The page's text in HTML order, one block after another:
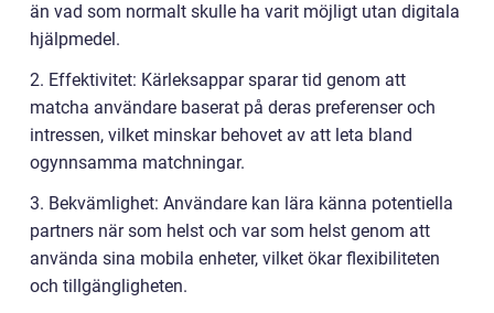
än vad som normalt skulle ha varit möjligt utan digitala
hjälpmedel.
2. Effektivitet: Kärleksappar sparar tid genom att
matcha användare baserat på deras preferenser och
intressen, vilket minskar behovet av att leta bland
ogynnsamma matchningar.
3. Bekvämlighet: Användare kan lära känna potentiella
partners när som helst och var som helst genom att
använda sina mobila enheter, vilket ökar flexibiliteten
och tillgängligheten.